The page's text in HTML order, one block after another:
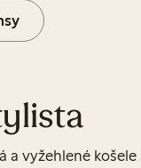
vyžehlené